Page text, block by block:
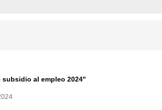
al empleo 2024"